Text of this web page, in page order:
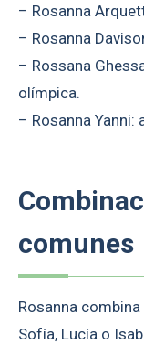
– Rosanna
– Rosanna
– Rossana
olímpica.
– Rosanna Yanni:
comunes
Rosanna
Sofía, Lucía o